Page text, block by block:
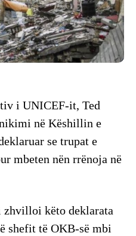
i UNICEF-it, Ted
në Këshillin e
se trupat e
mbeten nën rrënoja në
zhvilloi këto deklarata
shefit të OKB-së mbi